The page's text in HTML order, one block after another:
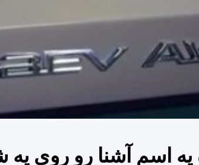
یه اسم آشنا رو روی